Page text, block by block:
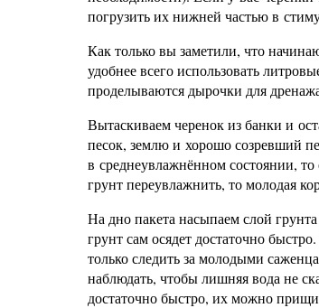
погрузить их нижней частью в
Как только вы заметили, что
удобнее всего использовать
проделываются дырочки для
Вытаскиваем черенок из банки и
песок, землю и хорошо созревший
в среднеувлажнённом состоянии, то
грунт переувлажнить, то молодая
На дно пакета насыпаем слой
грунт сам осядет достаточно
только следить за молодыми
наблюдать, чтобы лишняя вода не
достаточно быстро, их можно